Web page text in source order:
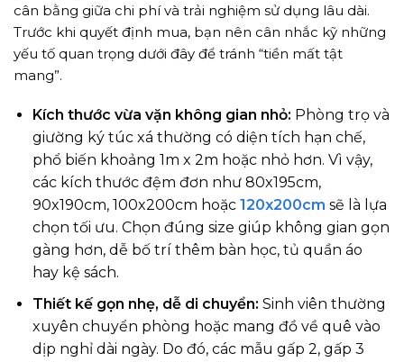
cân bằng giữa chi phí và trải nghiệm sử dụng lâu dài.
Trước khi quyết định mua, bạn nên cân nhắc kỹ những
yếu tố quan trọng dưới đây để tránh “tiền mất tật
mang”.
Kích thước vừa vặn không gian nhỏ: Phòng trọ và
giường ký túc xá thường có diện tích hạn chế,
phổ biến khoảng 1m x 2m hoặc nhỏ hơn. Vì vậy,
các kích thước đệm đơn như 80x195cm,
90x190cm, 100x200cm hoặc 120x200cm sẽ là lựa
chọn tối ưu. Chọn đúng size giúp không gian gọn
gàng hơn, dễ bố trí thêm bàn học, tủ quần áo
hay kệ sách.
Thiết kế gọn nhẹ, dễ di chuyển: Sinh viên thường
xuyên chuyển phòng hoặc mang đồ về quê vào
dịp nghỉ dài ngày. Do đó, các mẫu gấp 2, gấp 3